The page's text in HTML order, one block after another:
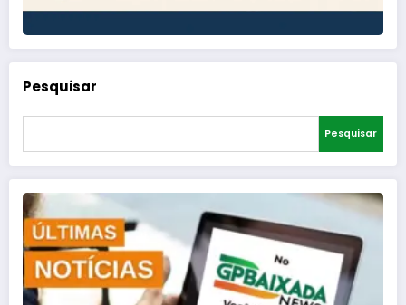
Pesquisar
Pesquisar